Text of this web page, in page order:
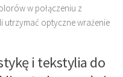
w połączeniu z
utrzymać optyczne wrażenie
i tekstylia do